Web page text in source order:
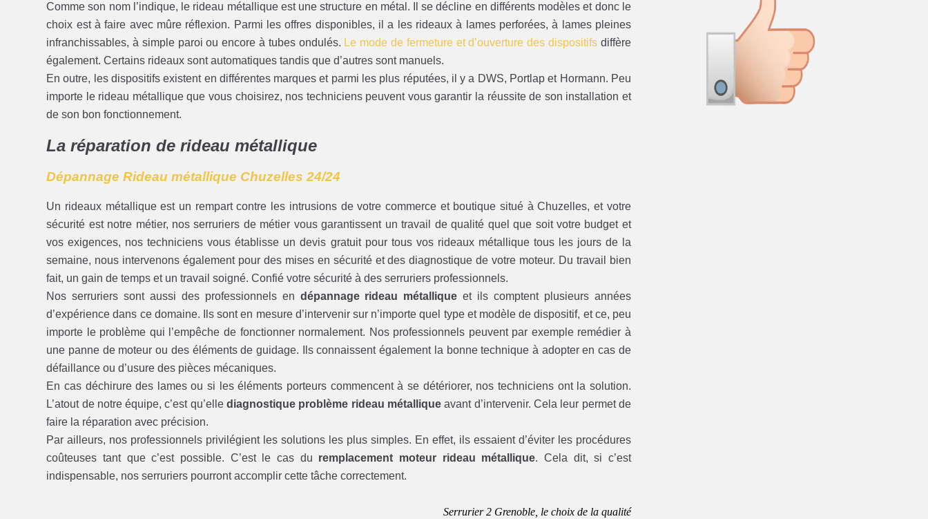
Comme son nom l’indique, le rideau métallique est une structure en métal. Il se décline en différents modèles et donc le
choix est à faire avec mûre réflexion. Parmi les offres disponibles, il a les rideaux à lames perforées, à lames pleines
infranchissables, à simple paroi ou encore à tubes ondulés. Le mode de fermeture et d’ouverture des dispositifs diffère
également. Certains rideaux sont automatiques tandis que d’autres sont manuels.
En outre, les dispositifs existent en différentes marques et parmi les plus réputées, il y a DWS, Portlap et Hormann. Peu
importe le rideau métallique que vous choisirez, nos techniciens peuvent vous garantir la réussite de son installation et
de son bon fonctionnement.
La réparation de rideau métallique
Dépannage Rideau métallique Chuzelles 24/24
Un rideaux métallique est un rempart contre les intrusions de votre commerce et boutique situé à Chuzelles, et votre
sécurité est notre métier, nos serruriers de métier vous garantissent un travail de qualité quel que soit votre budget et
vos exigences, nos techniciens vous établisse un devis gratuit pour tous vos rideaux métallique tous les jours de la
semaine, nous intervenons également pour des mises en sécurité et des diagnostique de votre moteur. Du travail bien
fait, un gain de temps et un travail soigné. Confié votre sécurité à des serruriers professionnels.
Nos serruriers sont aussi des professionnels en dépannage rideau métallique et ils comptent plusieurs années
d’expérience dans ce domaine. Ils sont en mesure d’intervenir sur n’importe quel type et modèle de dispositif, et ce, peu
importe le problème qui l’empêche de fonctionner normalement. Nos professionnels peuvent par exemple remédier à
une panne de moteur ou des éléments de guidage. Ils connaissent également la bonne technique à adopter en cas de
défaillance ou d’usure des pièces mécaniques.
En cas déchirure des lames ou si les éléments porteurs commencent à se détériorer, nos techniciens ont la solution.
L’atout de notre équipe, c’est qu’ellediagnostique problème rideau métallique avant d’intervenir. Cela leur permet de
faire la réparation avec précision.
Par ailleurs, nos professionnels privilégient les solutions les plus simples. En effet, ils essaient d’éviter les procédures
coûteuses tant que c’est possible. C’est le cas du remplacement moteur rideau métallique. Cela dit, si c’est
indispensable, nos serruriers pourront accomplir cette tâche correctement.
Serrurier 2 Grenoble, le choix de la qualité